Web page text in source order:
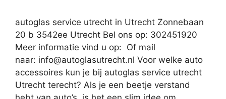
autoglas service utrecht in Utrecht Zonnebaan
20 b 3542ee Utrecht Bel ons op: 302451920
Meer informatie vind u op: Of mail
naar: info@autoglasutrecht.nl Voor welke auto
accessoires kun je bij autoglas service utrecht
Utrecht terecht? Als je een beetje verstand